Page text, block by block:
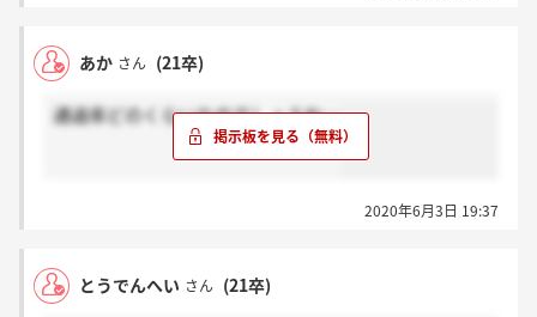
あか さん (21卒)
通過率どのくらいなのでしょうね…
2020年6月3日 19:37
とうでんへい さん (21卒)